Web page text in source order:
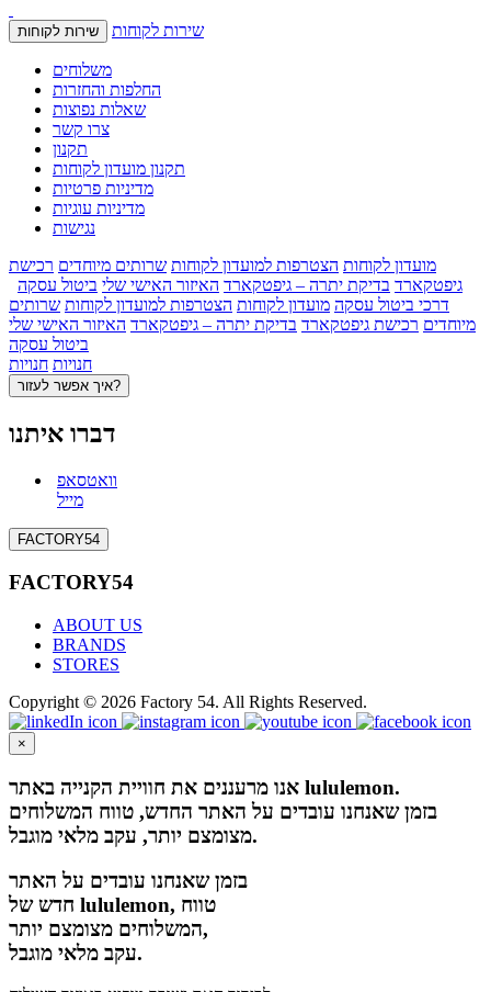
שירות לקוחות שירות לקוחות
משלוחים
החלפות והחזרות
שאלות נפוצות
צרו קשר
תקנון
תקנון מועדון לקוחות
מדיניות פרטיות
מדיניות עוגיות
נגישות
מועדון לקוחות הצטרפות למועדון לקוחות שרותים מיוחדים רכישת
גיפטקארד בדיקת יתרה – גיפטקארד האיזור האישי שלי ביטול עסקה
דרכי ביטול עסקה מועדון לקוחות הצטרפות למועדון לקוחות שרותים
מיוחדים רכישת גיפטקארד בדיקת יתרה – גיפטקארד האיזור האישי שלי
ביטול עסקה
חנויות חנויות
איך אפשר לעזור?
דברו איתנו
וואטסאפ
מייל
FACTORY54
FACTORY54
ABOUT US
BRANDS
STORES
Copyright © 2026 Factory 54. All Rights Reserved.
×
אנו מרעננים את חוויית הקנייה באתר lululemon.
בזמן שאנחנו עובדים על האתר החדש, טווח המשלוחים
מצומצם יותר, עקב מלאי מוגבל.
בזמן שאנחנו עובדים על האתר
חדש של lululemon, טווח
המשלוחים מצומצם יותר,
עקב מלאי מוגבל.